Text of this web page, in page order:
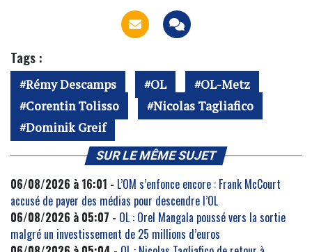
Tags :
Rémy Descamps OL
OL-Metz
Corentin Tolisso
Nicolas Tagliafico
Dominik Greif
SUR LE MÊME SUJET
06/08/2026 à 16:01 - L’OM s’enfonce encore : Frank McCourt
accusé de payer des médias pour descendre l’OL
06/08/2026 à 05:07 - OL : Orel Mangala poussé vers la sortie
malgré un investissement de 25 millions d’euros